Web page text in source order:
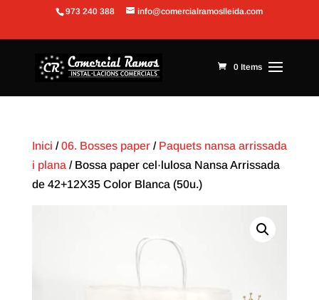
Obre la barra d'eines
973 240 388 info@comercialramoslleida.com
0 Items
Inici /06. Bosses paper/ Paquets nansa arrissada
i plana / Bossa paper cel·lulosa Nansa Arrissada
de 42+12X35 Color Blanca (50u.)